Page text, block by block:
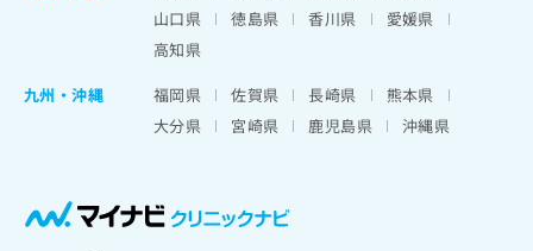
山口県
徳島県 香川県
愛媛県
高知県
九州・沖縄
福岡県 佐賀県 長崎県
熊本県
大分県
宮崎県 鹿児島県 沖縄県